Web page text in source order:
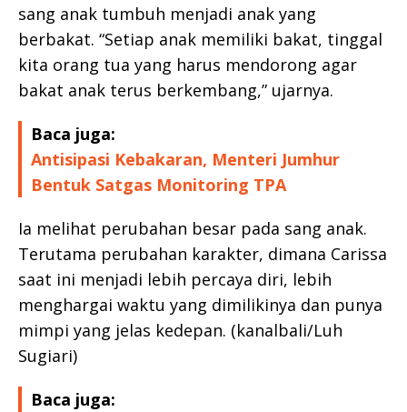
sang anak tumbuh menjadi anak yang
berbakat. “Setiap anak memiliki bakat, tinggal
kita orang tua yang harus mendorong agar
bakat anak terus berkembang,” ujarnya.
Baca juga:
Antisipasi Kebakaran, Menteri Jumhur
Bentuk Satgas Monitoring TPA
Ia melihat perubahan besar pada sang anak.
Terutama perubahan karakter, dimana Carissa
saat ini menjadi lebih percaya diri, lebih
menghargai waktu yang dimilikinya dan punya
mimpi yang jelas kedepan. (kanalbali/Luh
Sugiari)
Baca juga: